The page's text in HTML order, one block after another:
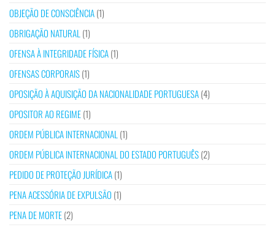
OBJEÇÃO DE CONSCIÊNCIA(1)
OBRIGAÇÃO NATURAL (1)
OFENSA À INTEGRIDADE FÍSICA(1)
OFENSAS CORPORAIS(1)
OPOSIÇÃO À AQUISIÇÃO DA NACIONALIDADE PORTUGUESA(4)
OPOSITOR AO REGIME(1)
ORDEM PÚBLICA INTERNACIONAL (1)
ORDEM PÚBLICA INTERNACIONAL DO ESTADO PORTUGUÊS(2)
PEDIDO DE PROTEÇÃO JURÍDICA(1)
PENA ACESSÓRIA DE EXPULSÃO (1)
PENA DE MORTE(2)